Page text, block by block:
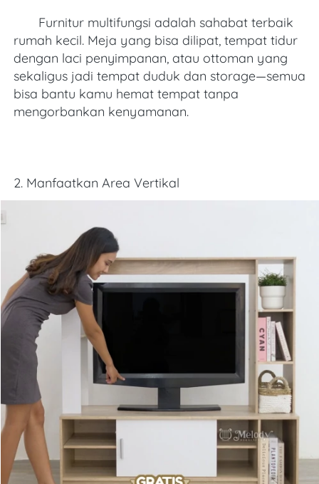
Furnitur multifungsi adalah sahabat terbaik
rumah kecil. Meja yang bisa dilipat, tempat tidur
dengan laci penyimpanan, atau ottoman yang
sekaligus jadi tempat duduk dan storage—semua
bisa bantu kamu hemat tempat tanpa
mengorbankan kenyamanan.
2. Manfaatkan Area Vertikal